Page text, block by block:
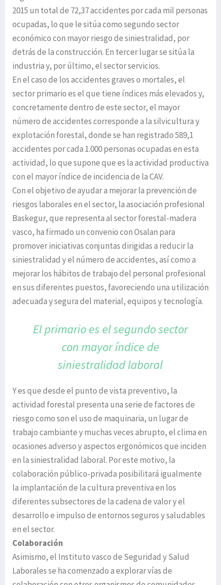
2015 un total de 72,37 accidentes por cada mil personas
ocupadas, lo que le sitúa como segundo sector
económico con mayor riesgo de siniestralidad, por
detrás de la construcción. En tercer lugar se sitúa la
industria y, por último, el sector servicios.
En el caso de los accidentes graves o mortales, el
sector primario es el que tiene índices más elevados y,
concretamente dentro de este sector, el mayor
número de accidentes corresponde a la silvicultura y
explotación forestal, donde se han registrado 589,1
accidentes por cada 1.000 personas ocupadas en esta
actividad, lo que supone que es la actividad productiva
con el mayor índice de incidencia de la CAV.
Con el objetivo de ayudar a mejorar la prevención de
riesgos laborales en el sector, la asociación profesional
Baskegur, que representa al sector forestal-madera
vasco, ha firmado un convenio con Osalan para
promover iniciativas conjuntas dirigidas a reducir la
siniestralidad y el número de accidentes, así como a
mejorar los hábitos de trabajo del personal profesional
en sus diferentes puestos, favoreciendo una utilización
adecuada y segura del material, equipos y tecnología.
El primario es el segundo sector
conmayor índice de
siniestralidad laboral
Y es que desde el punto de vista preventivo, la
actividad forestal presenta una serie de factores de
riesgo como son el uso de maquinaria, un lugar de
trabajo cambiante y muchas veces abrupto, el clima en
ocasiones adverso y aspectos ergonómicos que inciden
en la siniestralidad laboral. Por este motivo, la
colaboración público-privada posibilitará igualmente
la implantación de la cultura preventiva en los
diferentes subsectores de la cadena de valor y el
desarrollo e impulso de entornos seguros y saludables
en el sector.
Colaboración
Asimismo, el Instituto vasco de Seguridad y Salud
Laborales se ha comenzado a explorar vías de